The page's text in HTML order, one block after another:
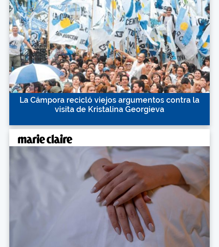
La Cámpora recicló viejos argumentos contra la
visita de Kristalina Georgieva